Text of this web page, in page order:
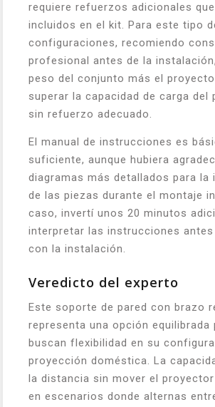
requiere refuerzos adicionales
incluidos en el kit. Para este tipo
configuraciones, recomiendo
profesional antes de la
peso del conjunto más el
superar la capacidad de carga del
sin refuerzo adecuado.
El manual de instrucciones es
suficiente, aunque hubiera
diagramas más detallados para la
de las piezas durante el montaje
caso, invertí unos 20 minutos
interpretar las instrucciones
con la instalación.
Veredicto del experto
Este soporte de pared con brazo
representa una opción equilibrada
buscan flexibilidad en su
proyección doméstica. La
la distancia sin mover el
en escenarios donde alternas